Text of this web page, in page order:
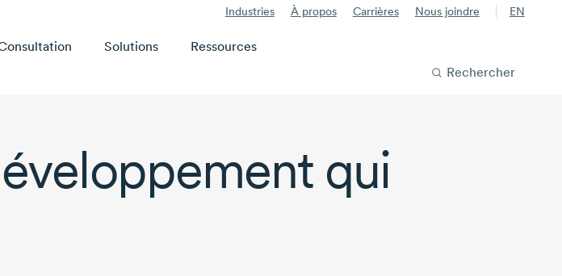
Industries À propos Carrières Nous joindre EN
Solutions
Ressources
Rechercher
qui